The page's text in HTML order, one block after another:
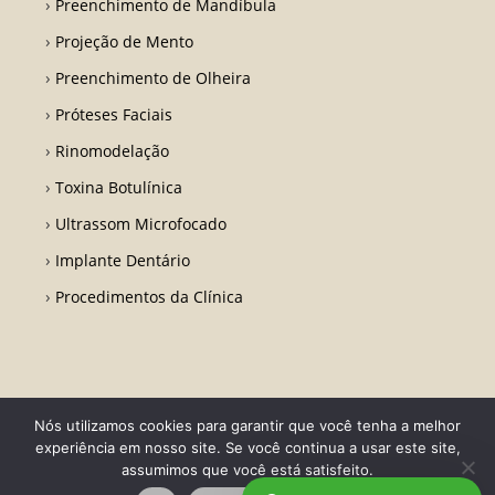
Preenchimento de Mandíbula
Projeção de Mento
Preenchimento de Olheira
Próteses Faciais
Rinomodelação
Toxina Botulínica
Ultrassom Microfocado
Implante Dentário
Procedimentos da Clínica
Todos os direitos reservados - Dr. Fabio Ricardo Barros | CRO RJ 31728-
Desenvolvido por LA Comunicações
Nós utilizamos cookies para garantir que você tenha a melhor
experiência em nosso site. Se você continua a usar este site,
assumimos que você está satisfeito.